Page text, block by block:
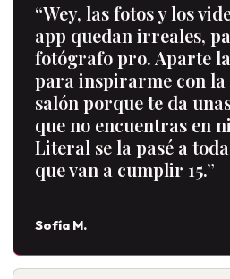
“Wey, las fotos y los
app quedan irreales,
fotógrafo pro. Aparte
para inspirarme con la
salón porque te da
que no encuentras en
Literal se la pasé a
que van a cumplir 15.”
Sofía M.